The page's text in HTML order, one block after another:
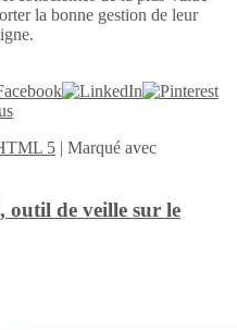
la bonne gestion de leur
5 | Marqué avec
outil de veille sur le